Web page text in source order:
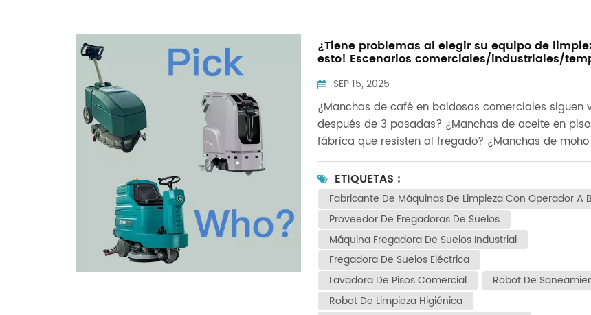
¿Tiene problemas al elegir su equipo de
esto! Escenarios comerciales/industriales/
SEP 15, 2025
¿Manchas de café en baldosas comerciales siguen
después de 3 pasadas? ¿Manchas de aceite en
fábrica que resisten al fregado? ¿Manchas de
paredes del sótano durante la temporada de lluvias
extienden con cada pasada? ¡Deje de confiar en la
bruta! Hoy le mostramos 3 pruebas reales para
elegir el equipo de limpieza adecuado y eliminar
las manchas difíciles. “Manchas líquidas”
comercialesProblema: Las terminales de autobuses y
comerciales operan durante largas horas con un
inactividad mínimo. La limpieza manual requiere
tiempo para una cobertura completa. Fregadoras de
ETIQUETAS :
Fabricante De Máquinas De Limpieza Con Operador A
Proveedor De Fregadoras De Suelos
Máquina Fregadora De Suelos Industrial
Fregadora De Suelos Eléctrica
Lavadora De Pisos Comercial
Robot De
Robot De Limpieza Higiénica